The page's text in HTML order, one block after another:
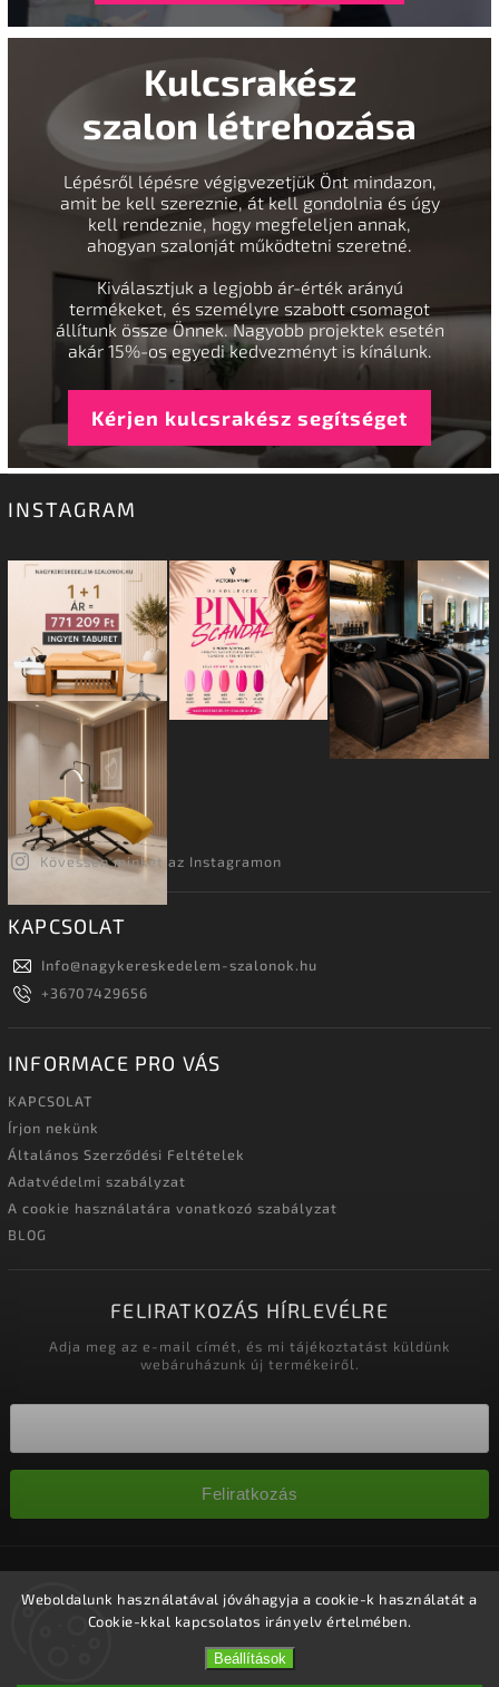
Weboldalunk használatával jóváhagyja a cookie-k használatát a
Cookie-kkal kapcsolatos irányelv értelmében.
Beállítások
Kulcsrakész
szalon létrehozása
Lépésről lépésre végigvezetjük Önt mindazon,
amit be kell szereznie, át kell gondolnia és úgy
kell rendeznie, hogy megfeleljen annak,
ahogyan szalonját működtetni szeretné.
Kiválasztjuk a legjobb ár-érték arányú
termékeket, és személyre szabott csomagot
állítunk össze Önnek. Nagyobb projektek esetén
akár 15%-os egyedi kedvezményt is kínálunk.
Kérjen kulcsrakész segítséget
INSTAGRAM
Kövessen minket az Instagramon
KAPCSOLAT
Info@nagykereskedelem-szalonok.hu
+36707429656
INFORMACE PRO VÁS
KAPCSOLAT
Írjon nekünk
Általános Szerződési Feltételek
Adatvédelmi szabályzat
A cookie használatára vonatkozó szabályzat
BLOG
FELIRATKOZÁS HÍRLEVÉLRE
Adja meg az e-mail címét, és mi tájékoztatást küldünk
webáruházunk új termékeiről.
Feliratkozás
fenntartva.
Süti beállítások szerkesztése
Shoptet| DesignShoptak.cz.